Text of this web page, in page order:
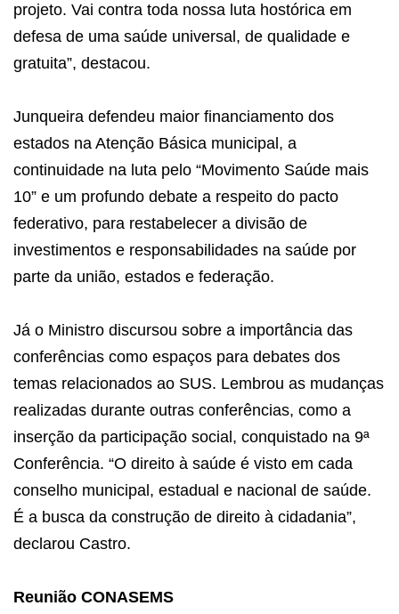
projeto. Vai contra toda nossa luta hostórica em
defesa de uma saúde universal, de qualidade e
gratuita”, destacou.
Junqueira defendeu maior financiamento dos
estados na Atenção Básica municipal, a
continuidade na luta pelo “Movimento Saúde mais
10” e um profundo debate a respeito do pacto
federativo, para restabelecer a divisão de
investimentos e responsabilidades na saúde por
parte da união, estados e federação.
Já o Ministro discursou sobre a importância das
conferências como espaços para debates dos
temas relacionados ao SUS. Lembrou as mudanças
realizadas durante outras conferências, como a
inserção da participação social, conquistado na 9ª
Conferência. “O direito à saúde é visto em cada
conselho municipal, estadual e nacional de saúde.
É a busca da construção de direito à cidadania”,
declarou Castro.
Reunião CONASEMS